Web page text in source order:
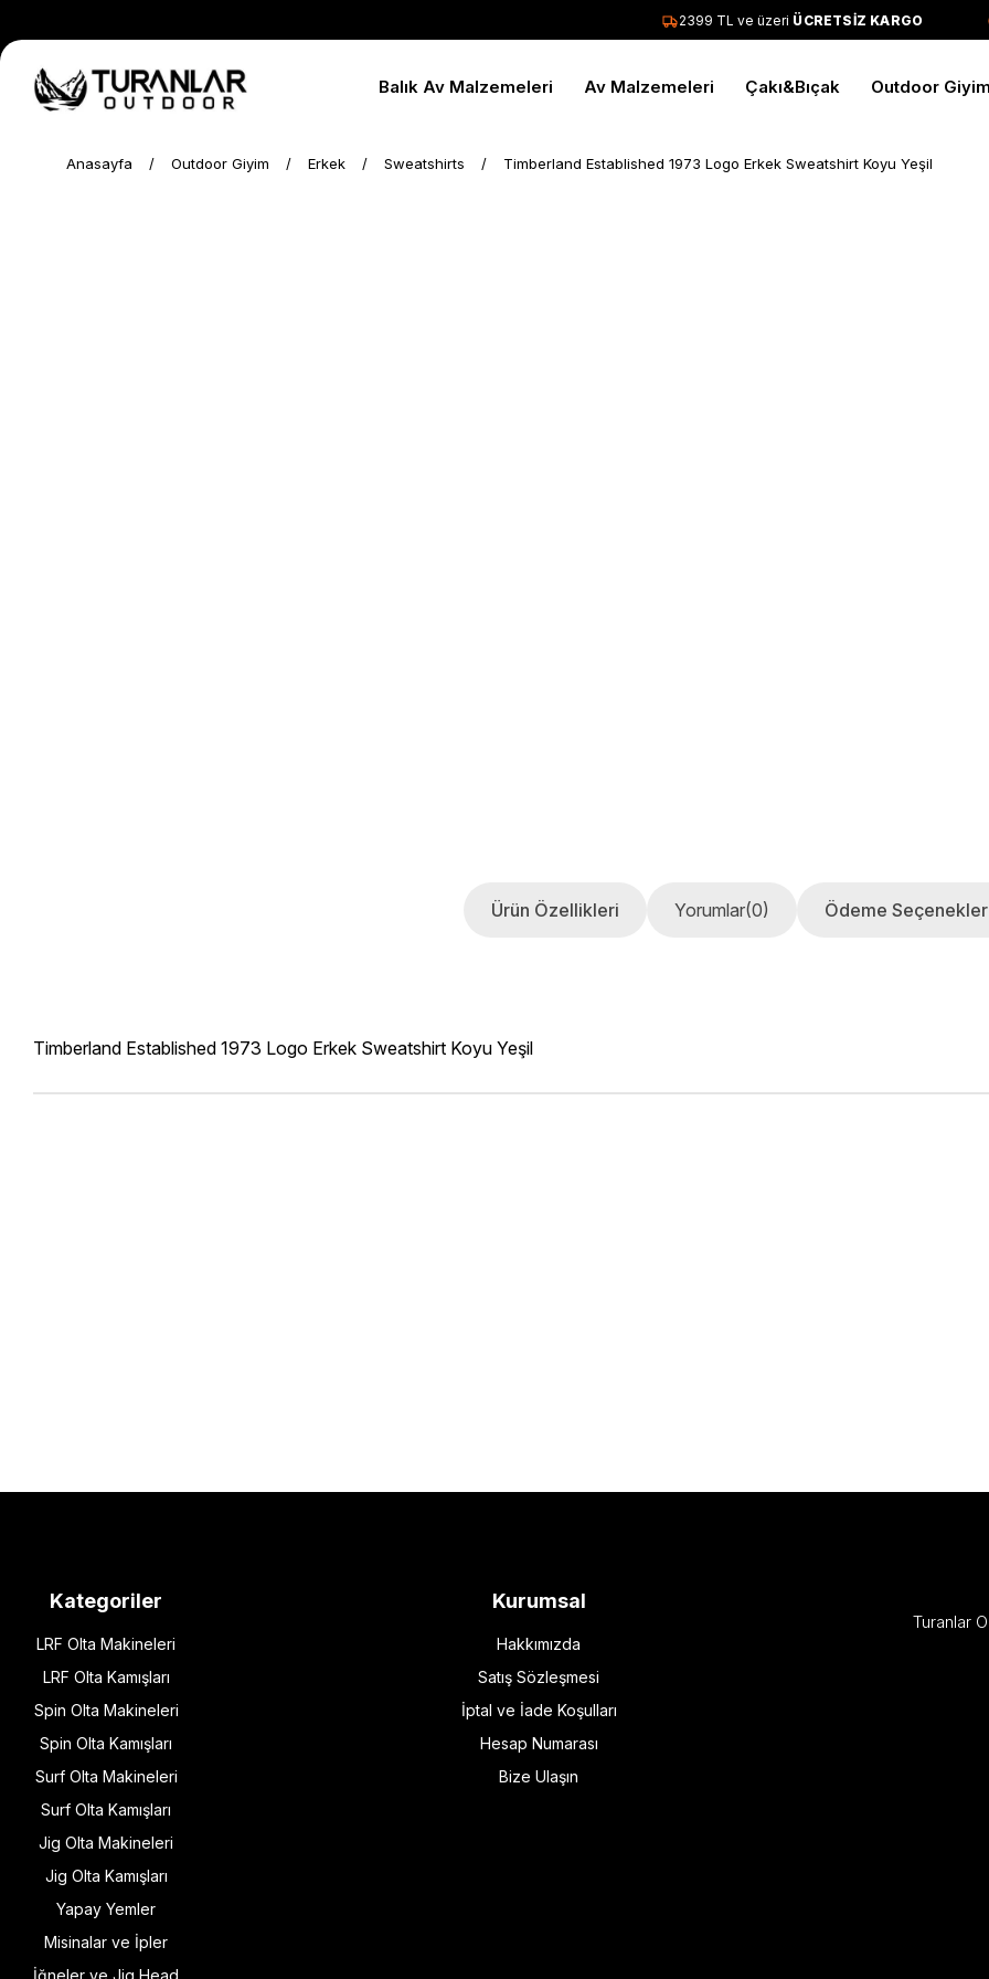
2399 TL ve üzeriÜCRETSİZ KARGO
Balık Av Malzemeleri Av Malzemeleri Çakı&Bıçak Outdoor
Anasayfa Outdoor Giyim Erkek Sweatshirts Timberland Established 1973 Logo Erkek Sweatshirt Koyu Yeşil
Ürün Özellikleri Yorumlar(0) Ödeme
Timberland Established 1973 Logo Erkek Sweatshirt Koyu Yeşil
Kategoriler
LRF Olta Makineleri
LRF Olta Kamışları
Spin Olta Makineleri
Spin Olta Kamışları
Surf Olta Makineleri
Surf Olta Kamışları
Jig Olta Makineleri
Jig Olta Kamışları
Yapay Yemler
Misinalar ve İpler
Kurumsal
Hakkımızda
Satış Sözleşmesi
İptal ve İade Koşulları
Hesap Numarası
Bize Ulaşın
Turanlar